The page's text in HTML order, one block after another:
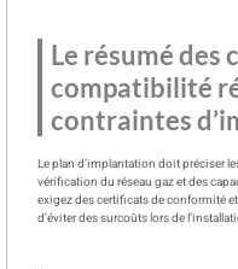
Le résumé
compatibilité
contraintes
Le plan d’implantation doit préciser
vérification du réseau gaz et des
exigez des certificats de conformité
d’éviter des surcoûts lors de